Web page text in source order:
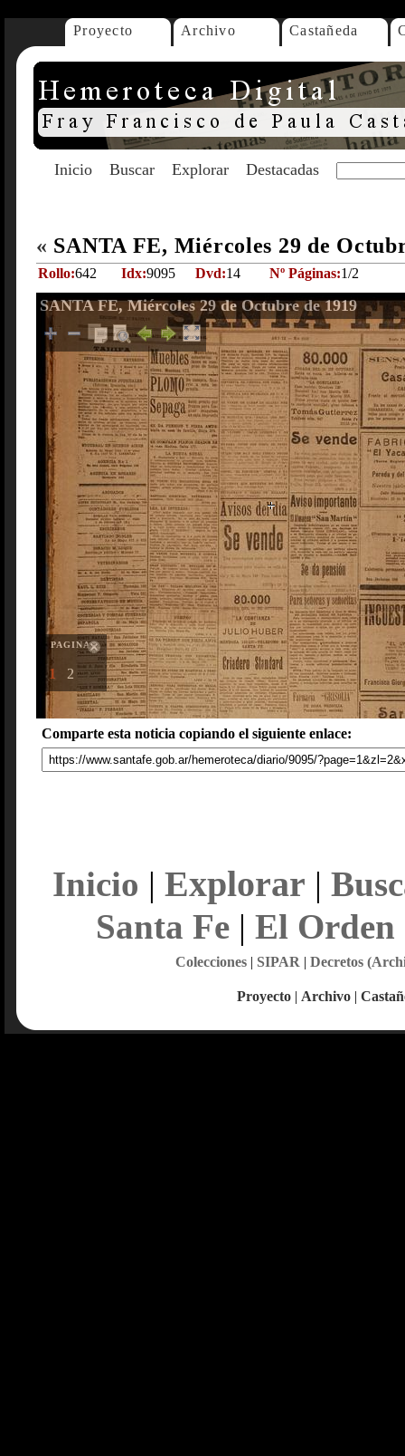
Proyecto Archivo Castañeda
Inicio Buscar Explorar Destacadas
« SANTA FE, Miércoles 29 de
Rollo:642 Idx:9095 Dvd:14 Nº Páginas:1/2
SANTA FE, Miércoles 29 de Octubre de 1919
PAGINAS
1 2
Comparte esta noticia copiando el siguiente enlace:
Inicio | Explorar |
Santa Fe| El Orden
Colecciones| SIPAR | Decretos
Proyecto | Archivo |